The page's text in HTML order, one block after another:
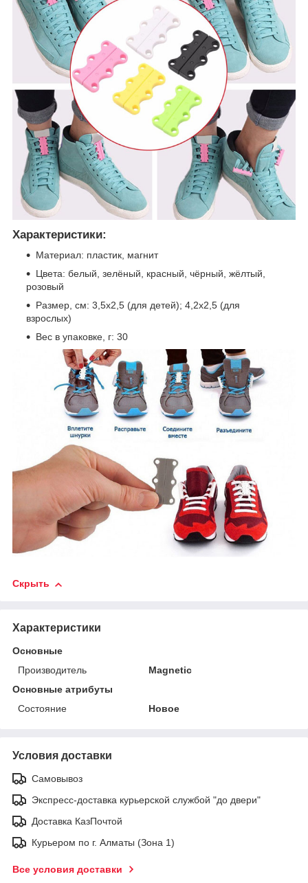
Характеристики:
Материал: пластик, магнит
Цвета: белый, зелёный, красный, чёрный, жёлтый,
розовый
Размер, см: 3,5х2,5 (для детей); 4,2х2,5 (для
взрослых)
Вес в упаковке, г: 30
Скрыть
Характеристики
Основные
Производитель
Magnetic
Основные атрибуты
Состояние
Новое
Условия доставки
Самовывоз
Экспресс-доставка курьерской службой "до двери"
Доставка КазПочтой
Курьером по г. Алматы (Зона 1)
Все условия доставки